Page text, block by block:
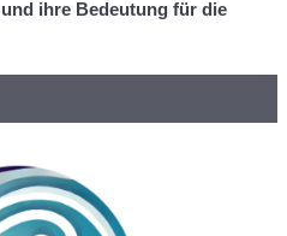
ihre Bedeutung für die